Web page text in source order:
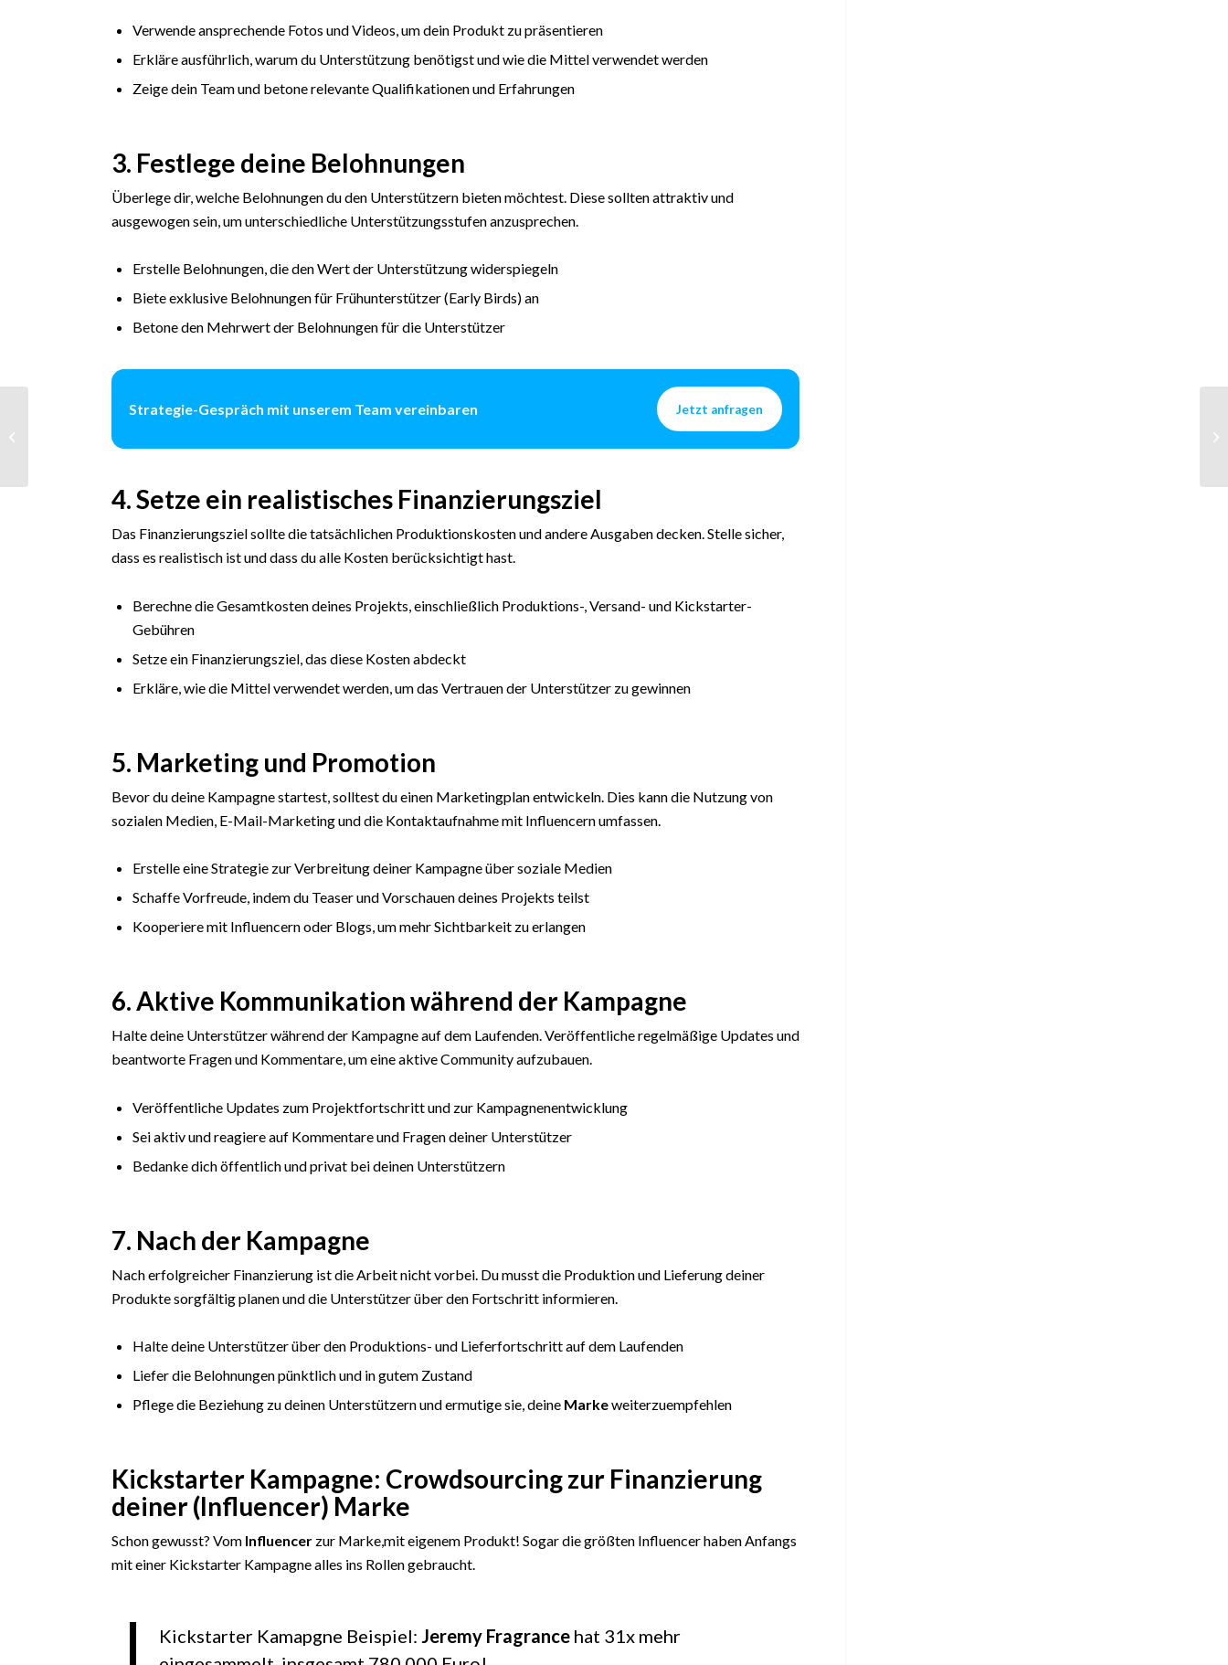
Verwende ansprechende Fotos und Videos, um dein Produkt zu präsentieren
Erkläre ausführlich, warum du Unterstützung benötigst und wie die Mittel verwendet werden
Zeige dein Team und betone relevante Qualifikationen und Erfahrungen
3. Festlege deine Belohnungen
Überlege dir, welche Belohnungen du den Unterstützern bieten möchtest. Diese sollten attraktiv und
ausgewogen sein, um unterschiedliche Unterstützungsstufen anzusprechen.
Erstelle Belohnungen, die den Wert der Unterstützung widerspiegeln
Biete exklusive Belohnungen für Frühunterstützer (Early Birds) an
Betone den Mehrwert der Belohnungen für die Unterstützer
Strategie-Gespräch mit unserem Team vereinbaren Jetzt anfragen
4. Setze ein realistisches Finanzierungsziel
Das Finanzierungsziel sollte die tatsächlichen Produktionskosten und andere Ausgaben decken. Stelle sicher,
dass es realistisch ist und dass du alle Kosten berücksichtigt hast.
Berechne die Gesamtkosten deines Projekts, einschließlich Produktions-, Versand- und Kickstarter-
Gebühren
Setze ein Finanzierungsziel, das diese Kosten abdeckt
Erkläre, wie die Mittel verwendet werden, um das Vertrauen der Unterstützer zu gewinnen
5. Marketing und Promotion
Bevor du deine Kampagne startest, solltest du einen Marketingplan entwickeln. Dies kann die Nutzung von
sozialen Medien, E-Mail-Marketing und die Kontaktaufnahme mit Influencern umfassen.
Erstelle eine Strategie zur Verbreitung deiner Kampagne über soziale Medien
Schaffe Vorfreude, indem du Teaser und Vorschauen deines Projekts teilst
Kooperiere mit Influencern oder Blogs, um mehr Sichtbarkeit zu erlangen
6. Aktive Kommunikation während der Kampagne
Halte deine Unterstützer während der Kampagne auf dem Laufenden. Veröffentliche regelmäßige Updates und
beantworte Fragen und Kommentare, um eine aktive Community aufzubauen.
Veröffentliche Updates zum Projektfortschritt und zur Kampagnenentwicklung
Sei aktiv und reagiere auf Kommentare und Fragen deiner Unterstützer
Bedanke dich öffentlich und privat bei deinen Unterstützern
7. Nach der Kampagne
Nach erfolgreicher Finanzierung ist die Arbeit nicht vorbei. Du musst die Produktion und Lieferung deiner
Produkte sorgfältig planen und die Unterstützer über den Fortschritt informieren.
Halte deine Unterstützer über den Produktions- und Lieferfortschritt auf dem Laufenden
Liefer die Belohnungen pünktlich und in gutem Zustand
Pflege die Beziehung zu deinen Unterstützern und ermutige sie, deine Markeweiterzuempfehlen
Kickstarter Kampagne: Crowdsourcing zur Finanzierung
deiner (Influencer) Marke
Schon gewusst? Vom Influencer zur Marke,mit eigenem Produkt! Sogar die größten Influencer haben Anfangs
mit einer Kickstarter Kampagne alles ins Rollen gebraucht.
Kickstarter Kamapgne Beispiel: Jeremy Fragrance hat 31x mehr
Optimierung: Funnel,